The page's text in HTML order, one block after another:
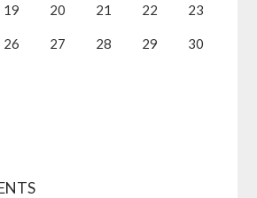
19 20 21 22 23
26 27 28 29 30